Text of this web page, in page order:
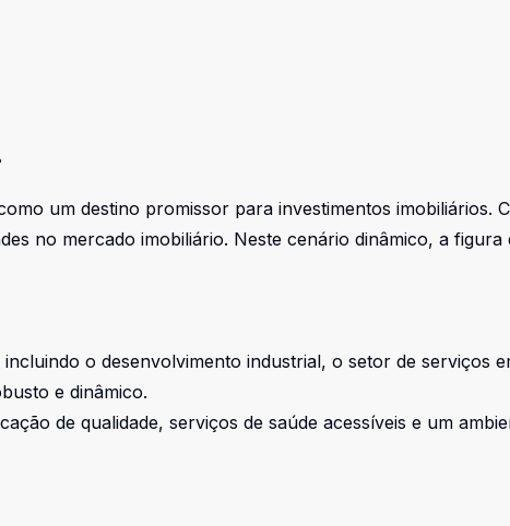
um destino promissor para investimentos
no mercado imobiliário. Neste cenário dinâmico, a
o desenvolvimento industrial, o setor de serviços
e dinâmico.
de qualidade, serviços de saúde acessíveis e um